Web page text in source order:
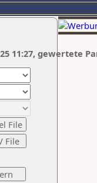
11:27, gewertete